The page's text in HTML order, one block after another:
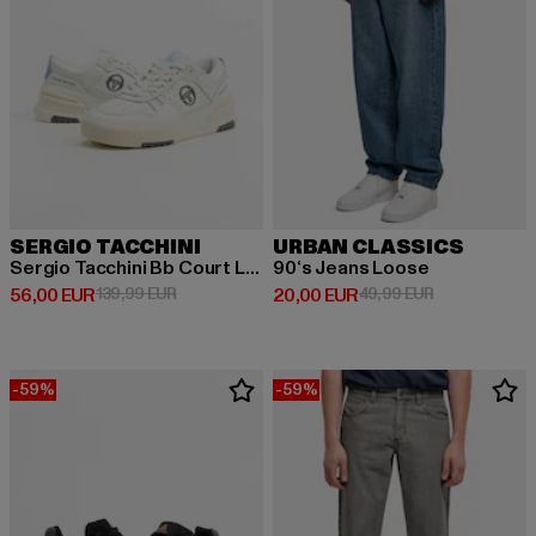
SERGIO TACCHINI
Sergio Tacchini Bb Court Lo Sneakers
56,00 EUR
Derzeitiger Preis: 56,00 EUR
139,99 EURAktionspreis: 139,99 EUR
URBAN CLASSICS
90‘s Jeans Loose
20,00 EUR
Derzeitiger Preis: 20,00 EUR
49,99 EURAktionspreis:
-59% -59%